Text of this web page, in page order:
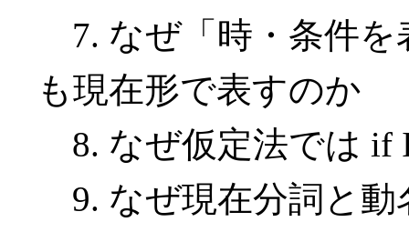
7. なぜ「時・条件を
も現在形で表すのか
8. なぜ仮定法では if
9. なぜ現在分詞と動